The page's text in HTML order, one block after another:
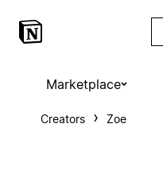
Marketplace
Creators Zoe